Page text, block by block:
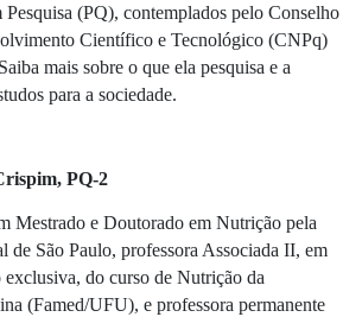
(PQ), contemplados pelo Conselho
Científico e Tecnológico (CNPq)
mais sobre o que ela pesquisa e a
para a sociedade.
PQ-2
Mestrado e Doutorado em Nutrição pela
de São Paulo, professora Associada II, em
exclusiva, do curso de Nutrição da
(Famed/UFU), e professora permanente